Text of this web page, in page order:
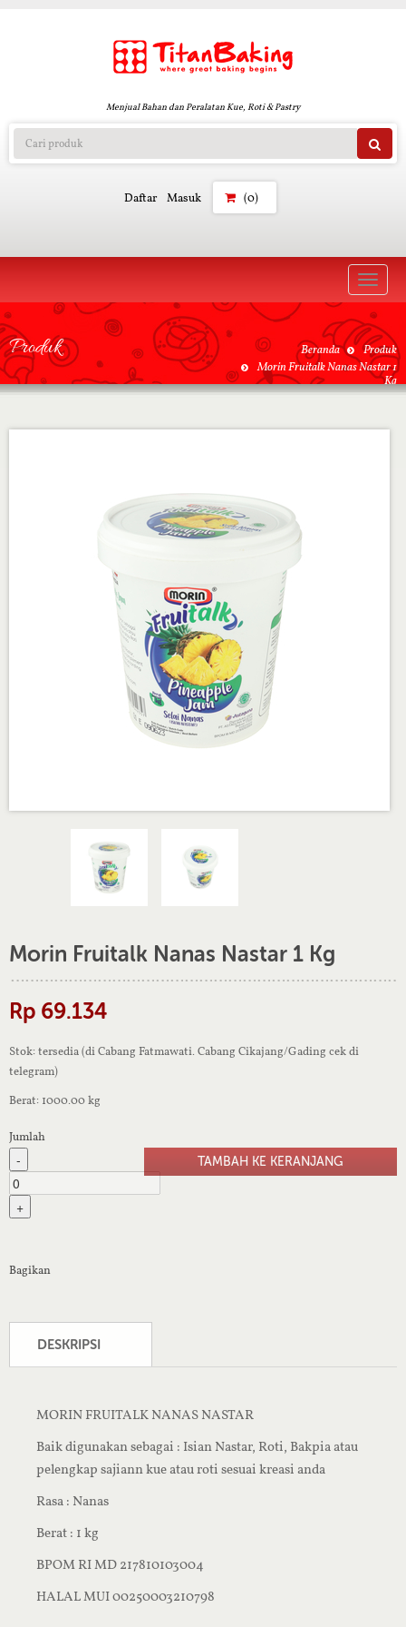
Menjual Bahan dan Peralatan Kue, Roti & Pastry
Daftar Masuk (0)
Toggle
Produk Beranda
Produk
Morin Fruitalk Nanas Nastar 1
Kg
Morin Fruitalk Nanas Nastar 1 Kg
Rp 69.134
Stok: tersedia (di Cabang Fatmawati. Cabang Cikajang/Gading cek di
telegram)
Berat: 1000.00 kg
Jumlah
-
+
Bagikan
DESKRIPSI
MORIN FRUITALK NANAS NASTAR
Baik digunakan sebagai : Isian Nastar, Roti, Bakpia atau
pelengkap sajiann kue atau roti sesuai kreasi anda
Rasa : Nanas
Berat : 1 kg
BPOM RI MD 217810103004
HALAL MUI 00250003210798